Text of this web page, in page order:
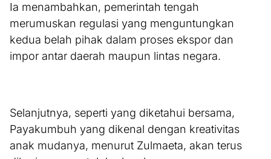
Ia menambahkan, pemerintah tengah
merumuskan regulasi yang menguntungkan
kedua belah pihak dalam proses ekspor dan
impor antar daerah maupun lintas negara.
Selanjutnya, seperti yang diketahui bersama,
Payakumbuh yang dikenal dengan kreativitas
anak mudanya, menurut Zulmaeta, akan terus